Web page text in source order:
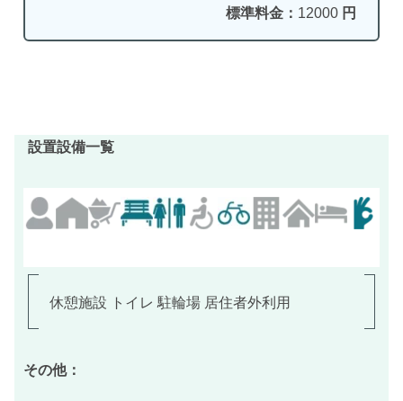
標準料金： 12000 円
設置設備一覧
休憩施設 トイレ 駐輪場 居住者外利用
その他：